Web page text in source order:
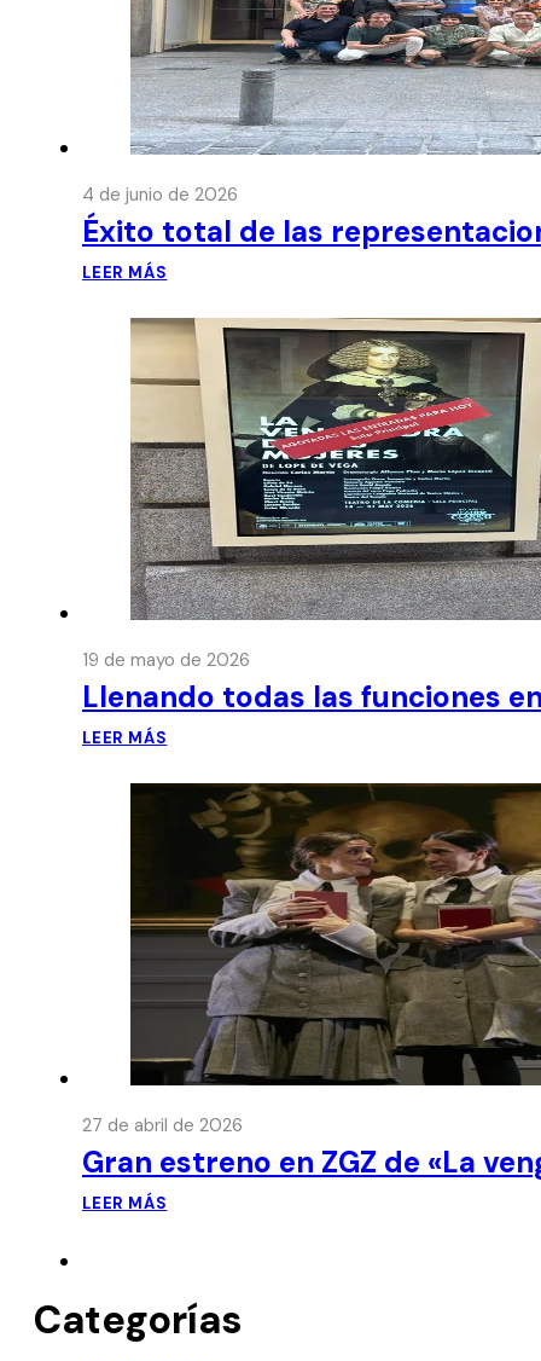
4 de junio de 2026
Éxito total de las
LEER MÁS
19 de mayo de 2026
Llenando todas las funciones
LEER MÁS
27 de abril de 2026
Gran estreno en ZGZ de «La
LEER MÁS
Categorías